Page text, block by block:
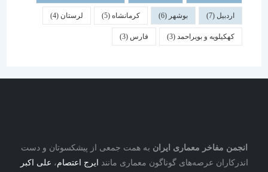
بوشهر کرمانشاه(5) لرستان (4)
کهکیلویه و بویراحمد(3) فارس
مفاخر معماری ایرانبه همت جمعی از پیشکسوتان و دست
عرصه‌های گوناگون معماری مانندایرج اعتصام،علی اکبر